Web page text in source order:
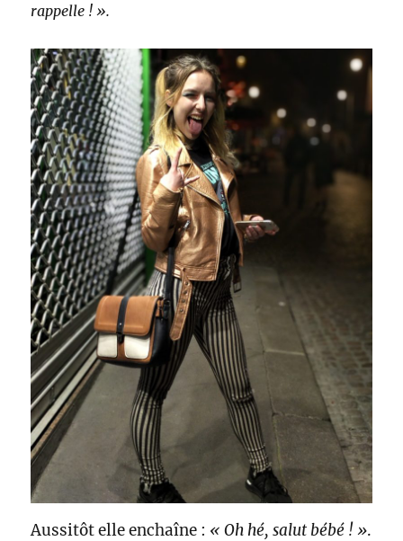
rappelle ! ».
Aussitôt elle enchaîne : « Oh hé, salut bébé ! ».